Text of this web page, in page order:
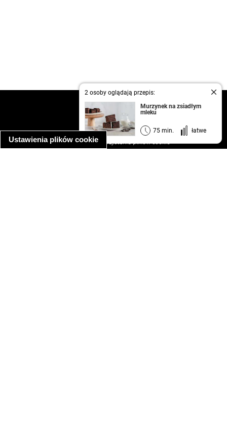
Ustawienia plików cookie
2 osoby oglądają przepis:
Murzynek na zsiadłym
mleku
75 min. łatwe
regulamin
informacja o prywatności
informacja o wykorzystaniu plików cookie